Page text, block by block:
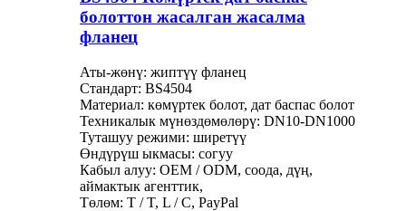
болоттон жасалган жасалма
фланец
Аты-жөнү: жиптүү фланец
Стандарт: BS4504
Материал: көмүртек болот, дат баспас болот
Техникалык мүнөздөмөлөрү: DN10-DN1000
Туташуу режими: ширетүү
Өндүрүш ыкмасы: согуу
Кабыл алуу: OEM / ODM, соода, дүң,
аймактык агенттик,
Төлөм: T / T, L / C, PayPal